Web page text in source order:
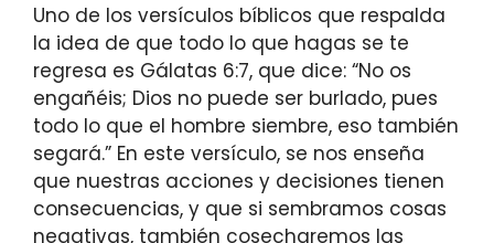
Uno de los versículos bíblicos que respalda
la idea de que todo lo que hagas se te
regresa es Gálatas 6:7, que dice: “No os
engañéis; Dios no puede ser burlado, pues
todo lo que el hombre siembre, eso también
segará.” En este versículo, se nos enseña
que nuestras acciones y decisiones tienen
consecuencias, y que si sembramos cosas
negativas, también cosecharemos las